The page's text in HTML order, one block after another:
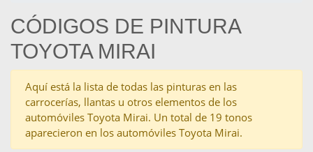
CÓDIGOS DE PINTURA
TOYOTA MIRAI
Aquí está la lista de todas las pinturas en las
carrocerías, llantas u otros elementos de los
automóviles Toyota Mirai. Un total de 19 tonos
aparecieron en los automóviles Toyota Mirai.